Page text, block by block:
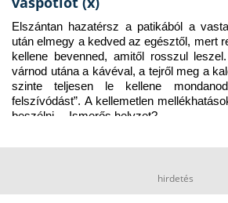
Elszántan hazatérsz a patikából a
után elmegy a kedved az egésztől, mert
kellene bevenned, amitől rosszul
várnod utána a kávéval, a tejről meg a
szinte teljesen le kellene
felszívódást”. A kellemetlen
beszélni… Ismerős helyzet?
hirdetés